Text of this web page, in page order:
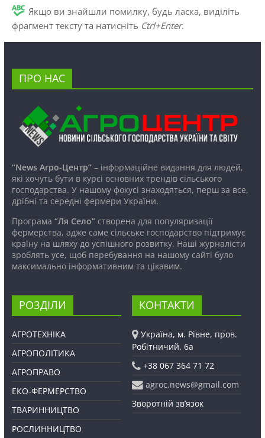
Якщо ви знайшли помилку, будь ласка, виділіть
фрагмент тексту та натисніть Ctrl+Enter.
ПРО НАС
“News Агро-Центр”– інформаційне видання для людей,
які хочуть бути в курсі основних трендів сільського
господарства. У нашому фокусі знаходяться, перш за все,
дрібні та середні фермери України.
Програма “Ля Село”створена для популяризації
фермерства, адже саме сільське господарство підтримує
країну на шляху до успішного розвитку. Наші журналісти
зроблять усе, щоб перебування на нашому сайті було
максимально інформативним та цікавим.
РОЗДІЛИ
АГРОТЕХНІКА
АГРОПОЛІТИКА
АГРОПРАВО
ЕКО-ФЕРМЕРСТВО
ТВАРИННИЦТВО
РОСЛИННИЦТВО
КОНТАКТИ
Україна, м. Рівне, пров.
Робітничий, 6а
+38 067 364 71 72
agroc.news@gmail.com
Зворотній зв’язок